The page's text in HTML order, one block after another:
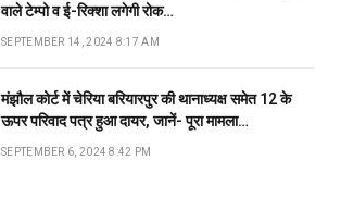
वाले टेम्पो व ई-रिक्शा लगेगी रोक…
SEPTEMBER 14, 2024 8:17 AM
मंझौल कोर्ट में चेरिया बरियारपुर की थानाध्यक्ष समेत 12 के
ऊपर परिवाद पत्र हुआ दायर, जानें- पूरा मामला…
SEPTEMBER 6, 2024 8:42 PM